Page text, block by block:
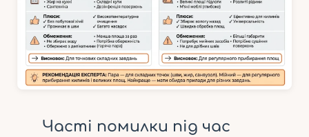
Часті помилки під час